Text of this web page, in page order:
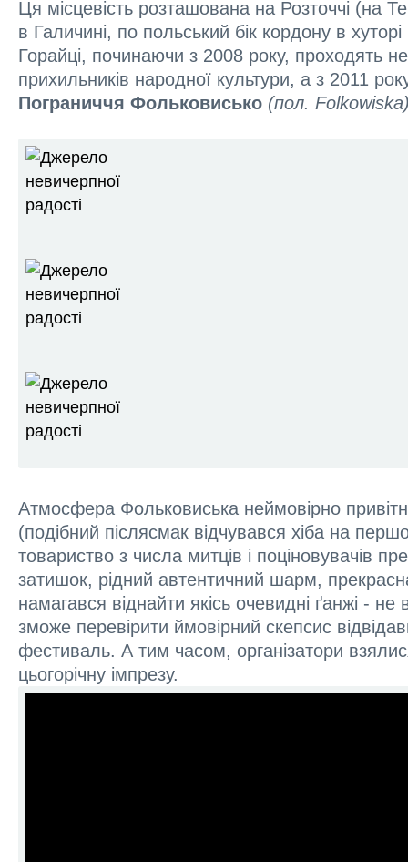
Ця місцевість розташована на Розточчі (на
в Галичині, по польський бік кордону в
Горайці, починаючи з 2008 року, проходять
прихильників народної культури, а з 2011
Пограниччя Фольковисько (пол.
Атмосфера Фольковиська неймовірно
(подібний післясмак відчувався хіба на
товариство з числа митців і поціновувачів
затишок, рідний автентичний шарм,
намагався віднайти якісь очевидні ґанжі -
зможе перевірити ймовірний скепсис
фестиваль. А тим часом, організатори
цьогорічну імпрезу.